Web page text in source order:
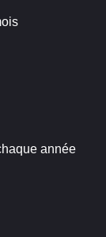
année